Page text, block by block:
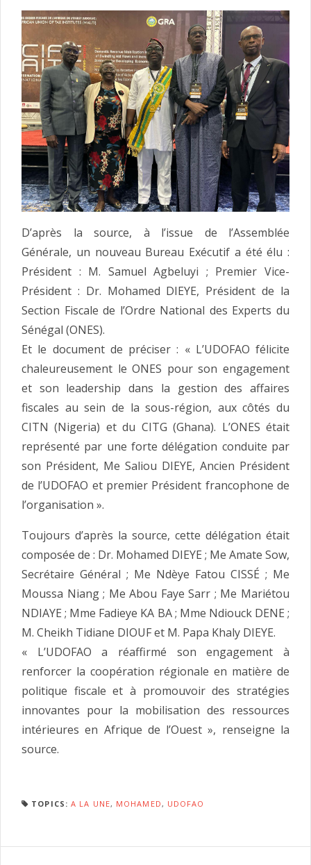
D’après la source, à l’issue de l’Assemblée
Générale, un nouveau Bureau Exécutif a été élu :
Président : M. Samuel Agbeluyi ; Premier Vice-
Président : Dr. Mohamed DIEYE, Président de la
Section Fiscale de l’Ordre National des Experts du
Sénégal (ONES).
Et le document de préciser : « L’UDOFAO félicite
chaleureusement le ONES pour son engagement
et son leadership dans la gestion des affaires
fiscales au sein de la sous-région, aux côtés du
CITN (Nigeria) et du CITG (Ghana). L’ONES était
représenté par une forte délégation conduite par
son Président, Me Saliou DIEYE, Ancien Président
de l’UDOFAO et premier Président francophone de
l’organisation ».
Toujours d’après la source, cette délégation était
composée de : Dr. Mohamed DIEYE ; Me Amate Sow,
Secrétaire Général ; Me Ndèye Fatou CISSÉ ; Me
Moussa Niang ; Me Abou Faye Sarr ; Me Mariétou
NDIAYE ; Mme Fadieye KA BA ; Mme Ndiouck DENE ;
M. Cheikh Tidiane DIOUF et M. Papa Khaly DIEYE.
« L’UDOFAO a réaffirmé son engagement à
renforcer la coopération régionale en matière de
politique fiscale et à promouvoir des stratégies
innovantes pour la mobilisation des ressources
intérieures en Afrique de l’Ouest », renseigne la
source.
TOPICS: A LA UNE, MOHAMED , UDOFAO